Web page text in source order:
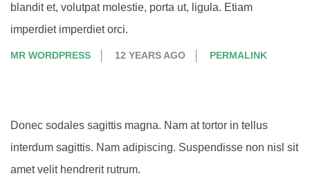
blandit et, volutpat molestie, porta ut, ligula. Etiam
imperdiet imperdiet orci.
MR WORDPRESS 12 YEARS AGO PERMALINK
Donec sodales sagittis magna. Nam at tortor in tellus
interdum sagittis. Nam adipiscing. Suspendisse non nisl sit
amet velit hendrerit rutrum.